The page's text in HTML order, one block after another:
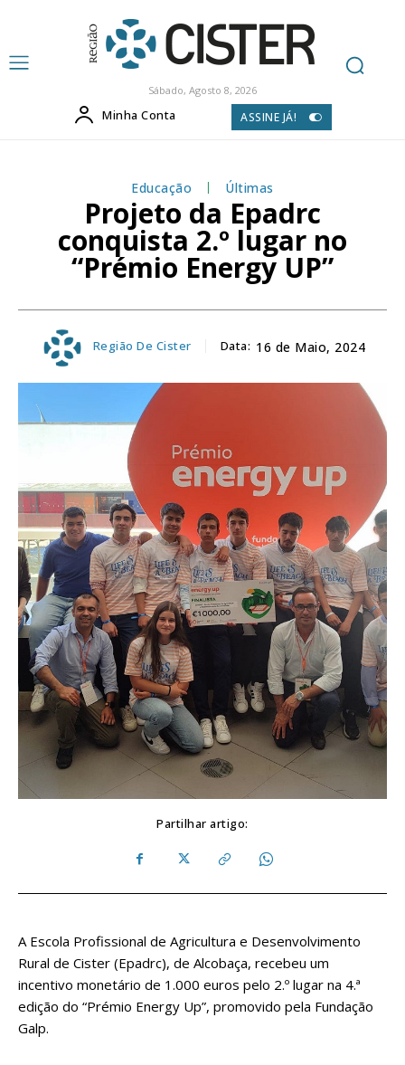
Sábado, Agosto 8, 2026
Minha Conta ASSINE JÁ!
Educação Últimas
Projeto da Epadrc
conquista 2.º lugar no
“Prémio Energy UP”
Região De Cister Data: 16 de Maio, 2024
Partilhar artigo:
A Escola Profissional de Agricultura e Desenvolvimento
Rural de Cister (Epadrc), de Alcobaça, recebeu um
incentivo monetário de 1.000 euros pelo 2.º lugar na 4.ª
edição do “Prémio Energy Up”, promovido pela Fundação
Galp.